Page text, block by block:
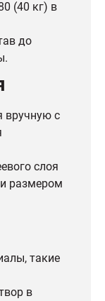
(40 кг) в
до
вручную с
слоя
размером
такие
в